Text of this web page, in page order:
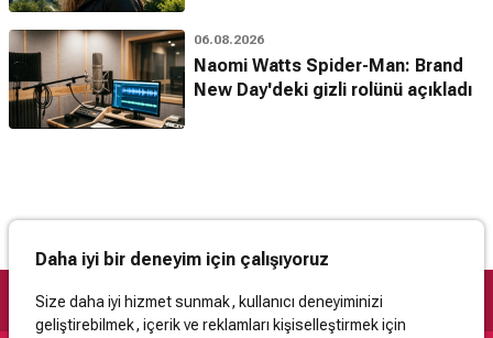
06.08.2026
Naomi Watts Spider-Man: Brand
New Day'deki gizli rolünü açıkladı
Daha iyi bir deneyim için çalışıyoruz
Size daha iyi hizmet sunmak, kullanıcı deneyiminizi
geliştirebilmek, içerik ve reklamları kişiselleştirmek için